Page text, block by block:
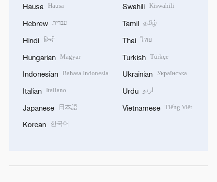
Hausa Hausa
Hebrew עברית
Hindi हिन्दी
Hungarian Magyar
Indonesian Bahasa Indonesia
Italian Italiano
Japanese 日本語
Korean 한국어
Swahili Kiswahili
Tamil தமிழ்
Thai ไทย
Turkish Türkçe
Ukrainian Українська
Urdu اردو
Vietnamese Tiếng Việt